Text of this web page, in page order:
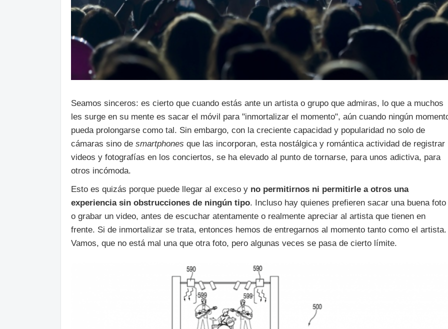
Seamos sinceros: es cierto que cuando estás ante un artista o grupo que admiras, lo que a muchos
les surge en su mente es sacar el móvil para "inmortalizar el momento", aún cuando ningún
pueda prolongarse como tal. Sin embargo, con la creciente capacidad y popularidad no solo de
cámaras sino de smartphones que las incorporan, esta nostálgica y romántica actividad de registrar
videos y fotografías en los conciertos, se ha elevado al punto de tornarse, para unos adictiva, para
otros incómoda.
Esto es quizás porque puede llegar al exceso y no permitirnos ni permitirle a otros una
experiencia sin obstrucciones de ningún tipo. Incluso hay quienes prefieren sacar una buena foto
o grabar un video, antes de escuchar atentamente o realmente apreciar al artista que tienen en
frente. Si de inmortalizar se trata, entonces hemos de entregarnos al momento tanto como el artista.
Vamos, que no está mal una que otra foto, pero algunas veces se pasa de cierto límite.